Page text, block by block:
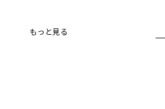
アウトレットもっと見る